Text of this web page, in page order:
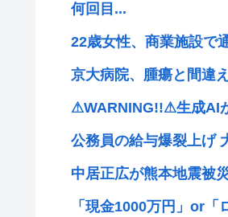
何回目...
22歳女性、商業施設で
京大病院、腫瘍と間違
⚠WARNING!!⚠生成AI
公務員の給与爆裂上げ
中居正広が熊本地震被
「現金1000万円」or「